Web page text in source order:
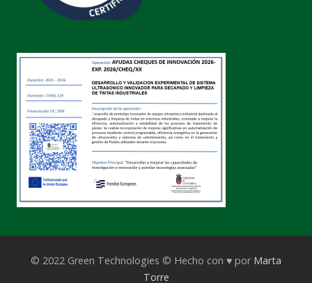
© 2022 Green Technologies © Hecho con ♥ por Marta
Torre